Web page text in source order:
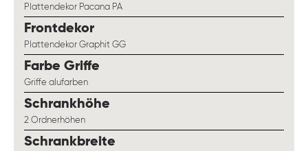
Plattendekor Pacana PA
Frontdekorauswählen
Plattendekor Graphit GG
Farbe Griffe
Griffe alufarben
Schrankhöhe
2 Ordnerhöhen
Schrankbreite